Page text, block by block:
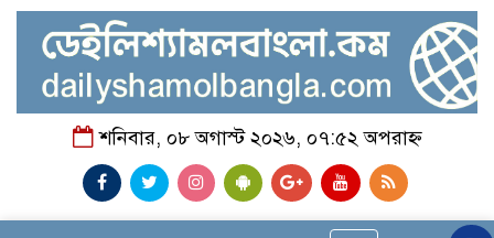
শনিবার, ০৮ অগাস্ট ২০২৬, ০৭:৫২ অপরাহ্ন